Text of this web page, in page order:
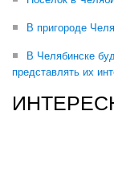
В пригороде
В Челябинске
представлять их